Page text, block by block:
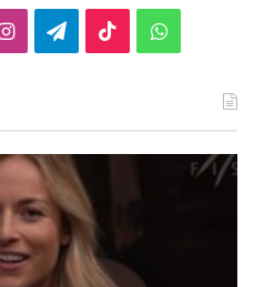
InstagramTelegram
TikTok